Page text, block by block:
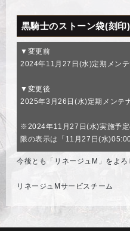
黒騎士のストーン袋(刻印)
▼変更前
2024年11月27日(水)定期メン
▼変更後
2025年3月26日(水)定期メンテ
※2024年11月27日(水)実施予定
限の表示は「11月27日(水
今後とも「リネージュM」をよろ
リネージュMサービスチーム